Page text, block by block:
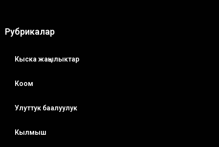
Рубрикалар
Кыска жаңылыктар
Коом
Улуттук баалуулук
Кылмыш